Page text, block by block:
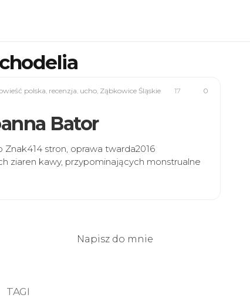
0
polska, recenzja, ucho, Ząbkowice Śląskie
17
Bator
Znak414 stron, oprawa twarda2016
ziaren kawy, przypominających monstrualne
Napisz do mnie
TAGI